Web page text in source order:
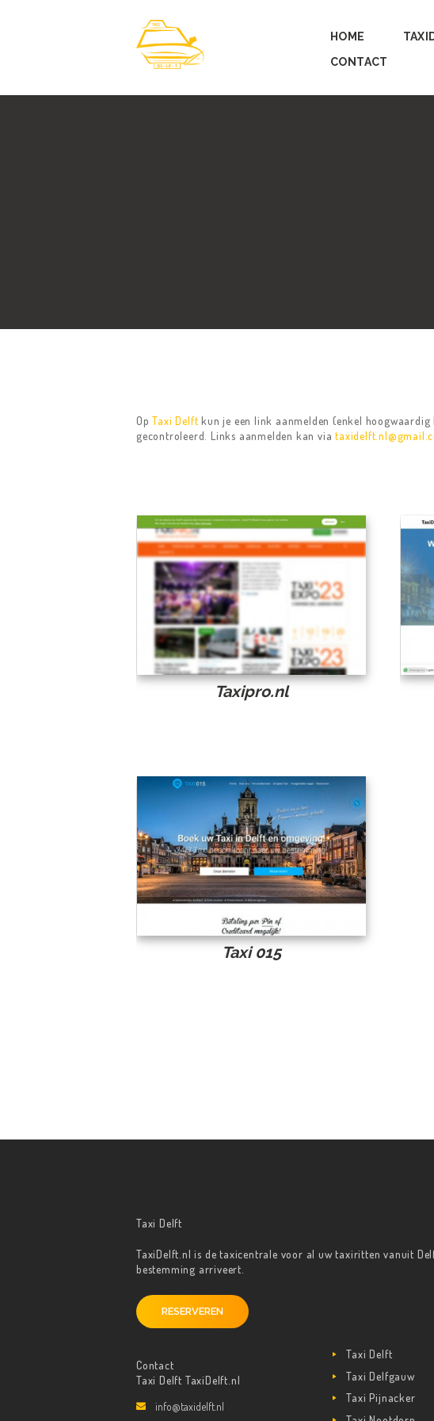
HOME
CONTACT
LUCHTHAVENS
RESERVEREN
OpTaxi Delft kun je een link aanmelden (enkel
gecontroleerd. Links aanmelden kan via
Taxipro.nl
Taxi 015
Taxi Delft
TaxiDelft.nl is de taxicentrale voor al uw taxiritten vanuit
bestemming arriveert.
RESERVEREN
Contact
Taxi Delft TaxiDelft.nl
info@taxidelft.nl
Taxi Delft
Taxi Delfgauw
Taxi Pijnacker